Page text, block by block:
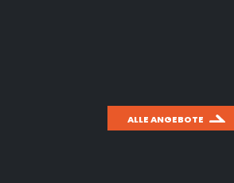
ALLE ANGEBOTE